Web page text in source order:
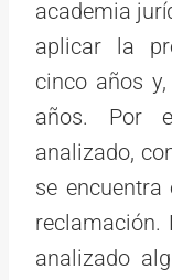
academia
aplicar la
cinco años
años. Por
analizado,
se
reclamación.
analizado